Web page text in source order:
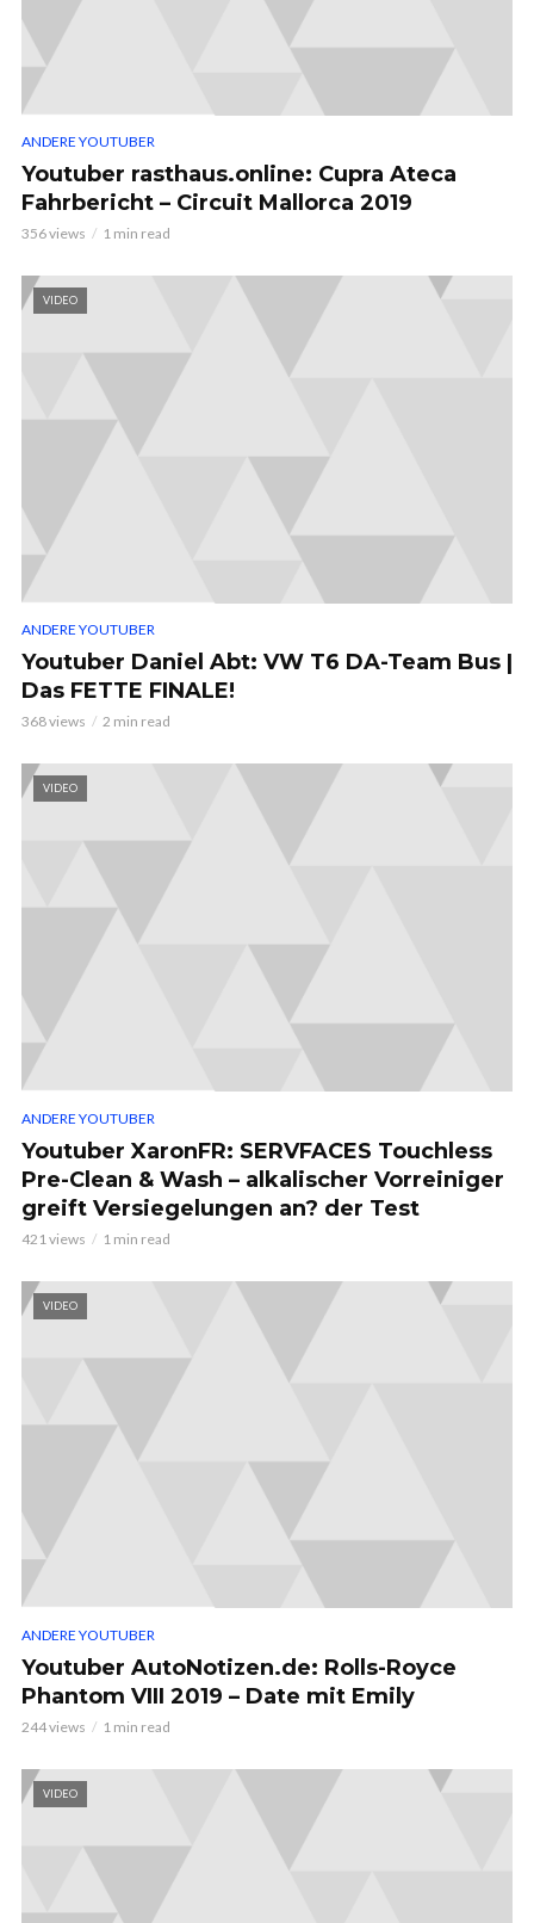
ANDERE YOUTUBER
Youtuber rasthaus.online: Cupra Ateca
Fahrbericht – Circuit Mallorca 2019
356 views 1 min read
VIDEO
ANDERE YOUTUBER
Youtuber Daniel Abt: VW T6 DA-Team Bus |
Das FETTE FINALE!
368 views 2 min read
VIDEO
ANDERE YOUTUBER
Youtuber XaronFR: SERVFACES Touchless
Pre-Clean & Wash – alkalischer Vorreiniger
greift Versiegelungen an? der Test
421 views 1 min read
VIDEO
ANDERE YOUTUBER
Youtuber AutoNotizen.de: Rolls-Royce
Phantom VIII 2019 – Date mit Emily
244 views 1 min read
VIDEO